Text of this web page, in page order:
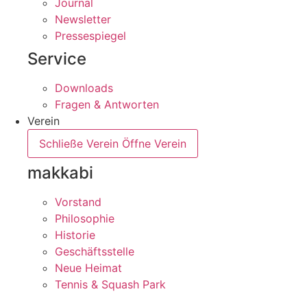
Journal
Newsletter
Pressespiegel
Service
Downloads
Fragen & Antworten
Verein
Schließe Verein Öffne Verein
makkabi
Vorstand
Philosophie
Historie
Geschäftsstelle
Neue Heimat
Tennis & Squash Park